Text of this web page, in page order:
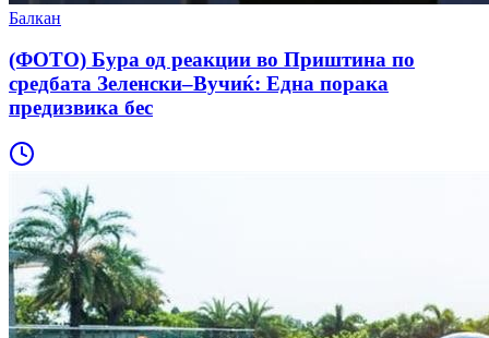
Балкан
(ФОТО) Бура од реакции во Приштина по
средбата Зеленски–Вучиќ: Една порака
предизвика бес